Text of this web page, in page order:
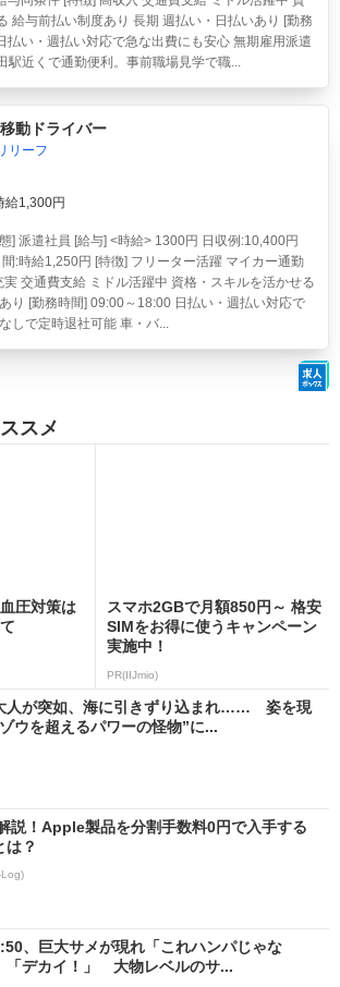
給与前払い制度あり 長期 週払い・日払いあり [勤務
払い・週払い対応で急な出費にも安心 無期雇用派遣
駅近くで通勤便利。事前職場見学で職...
動ドライバー
リーフ
給1,300円
] 派遣社員 [給与] <時給> 1300円 日収例:10,400円
:時給1,250円 [特徴] フリーター活躍 マイカー通勤
交通費支給 ミドル活躍中 資格・スキルを活かせる
り [勤務時間] 09:00～18:00 日払い・週払い対応で
しで定時退社可能 車・バ...
スメ
圧対策は
スマホ2GBで月額850円～ 格安
SIMをお得に使うキャンペーン
実施中！
PR(IIJmio)
人が突如、海に引きずり込まれ…… 姿を現
ウを超えるパワーの怪物”に...
説！Apple製品を分割手数料0円で入手する
は？
Log)
、巨大サメが現れ「これハンパじゃな
「デカイ！」 大物レベルのサ...